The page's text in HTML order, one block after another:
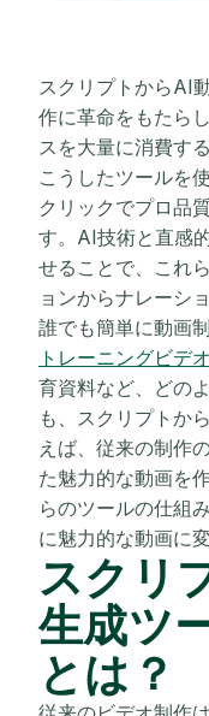
スクリプトからAI
作に革命をもたら
スを大量に消費す
こうしたツールを
クリックでプロ品
す。AI技術と直感
せることで、これ
ョンからナレーシ
誰でも簡単に動画
トレーニングビデオ
育資料など、どの
も、スクリプトか
えば、従来の制作
た魅力的な動画を
らのツールの仕組
に魅力的な動画に
スクリ
生成ツ
とは？